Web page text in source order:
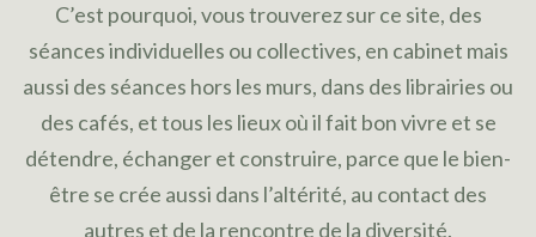
C’est pourquoi, vous trouverez sur ce site, des
séances individuelles ou collectives, en cabinet mais
aussi des séances hors les murs, dans des librairies ou
des cafés, et tous les lieux où il fait bon vivre et se
détendre, échanger et construire, parce que le bien-
être se crée aussi dans l’altérité, au contact des
autres et de la rencontre de la diversité.